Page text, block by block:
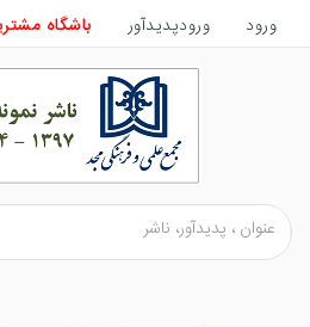
ورود ورودپدیدآور باشگاه